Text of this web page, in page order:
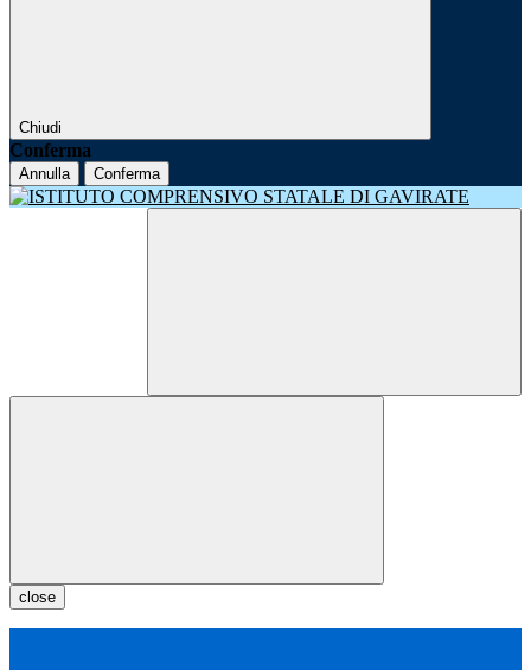
Chiudi
Conferma
Annulla Conferma
close